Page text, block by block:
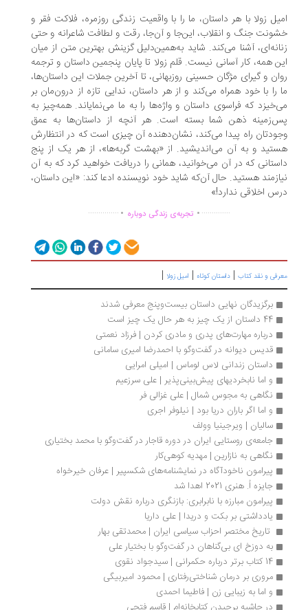
زولا با هر داستان، ما را با واقعیت زندگی روزمره، فلاکت فقر و
جنگ و انقلاب، این‌جا و آن‌جا، رقت و لطافت شاعرانه و حتی
آشنا می‌کند. شاید به‌همین‌دلیل گزینش بهترین متن از میان
همه، کار آسانی نیست. قلم زولا تا پایان پنجمین داستان و ترجمه
و گیرای مژگان حسینی روزبهانی، تا آخرین جملات این داستان‌ها،
را با خود همراه می‌کند و از هر داستان، ندایی تازه از درون‌مان بر
که فراسوی داستان و واژه‌ها را به ما می‌نمایاند. همه‌چیز به
ذهن شما بسته است. هر‌ آنچه از داستان‌ها به عمق
راه پیدا می‌کند، نشان‌دهنده آن چیزی است که در انتظارش
و به آن می‌اندیشید. از «بهشت گربه‌ها»، از هر یک از پنج
که در آن می‌خوانید، همانی را دریافت خواهید کرد که به آن
هستید. حال آن‌که شاید خود نویسنده ادعا کند: «این داستان،
اخلاقی ندارد!»
............... .تجربه‌ی زندگی دوباره ...............
و نقد کتاب|داستان کوتاه|امیل زولا |
برگزیدگان نهایی داستان بیست‌وپنج معرفی شدند
درباره مهارت‌های پدری و مادری کردن | فرزاد نعمتی
قدیس دیوانه در گفت‌وگو با احمدرضا امیری سامانی
داستان زندانی لاس لوماس | امیلی امرایی
و اما نابخردیهای پیش‌بینی‌پذیر | علی سرزعیم
نگاهی به مجوس شمال | علی غزالی فر
و اما اگر باران دریا بود | نیلوفر اجری
سالیان | ویرجینیا وولف
جامعه‌ی روستایی ایران در دوره قاجار در گفت‌وگو با محمد بختیاری
نگاهی به نازارین | مهدیه کوهی‌کار
پیرامون ناخودآگاه در نمایشنامه‌های شکسپیر | عرفان خیرخواه
جایزه اُ. هنری 2021 اهدا شد
پیرامون مبارزه با نابرابری: بازنگری درباره نقش دولت
یادداشتی بر بکت و دریدا | علی داریا
تاریخ مختصر احزاب سیاسی ایران | محمدتقی بهار
به ‌دوزخ ای بی‌‌گناهان در گفت‌وگو با بختیار علی
مروری بر درمان شناختی‎رفتاری | محمود امیربیگی
و اما به زیبایی زن | فاطیما احمدی